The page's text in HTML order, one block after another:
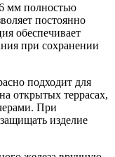
мм полностью
постоянно
обеспечивает
при сохранении
подходит для
открытых террасах,
При
изделие